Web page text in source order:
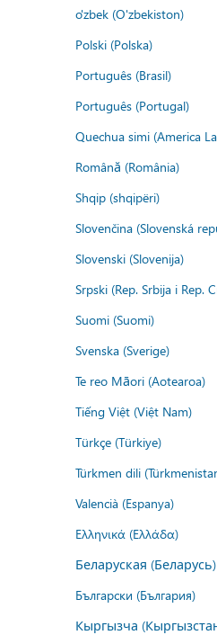
o'zbek (O'zbekiston)
Polski (Polska)
Português (Brasil)
Português (Portugal)
Quechua simi (America
Română (România)
Shqip (shqipëri)
Slovenčina (Slovenská
Slovenski (Slovenija)
Srpski (Rep. Srbija i Rep.
Suomi (Suomi)
Svenska (Sverige)
Te reo Māori (Aotearoa)
Tiếng Việt (Việt Nam)
Türkçe (Türkiye)
Türkmen dili
Valencià (Espanya)
Ελληνικά (Ελλάδα)
Беларуская (Беларусь)
Български (България)
Кыргызча